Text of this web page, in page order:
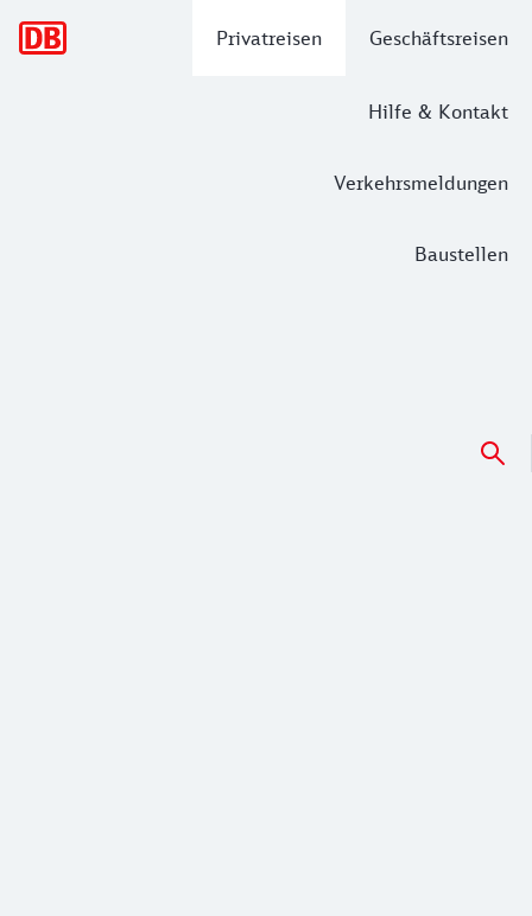
Privatreisen Geschäftsreisen
Hilfe & Kontakt
Verkehrsmeldungen
Baustellen